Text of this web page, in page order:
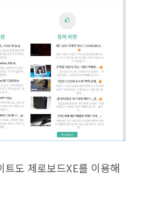
트도 제로보드XE를 이용해